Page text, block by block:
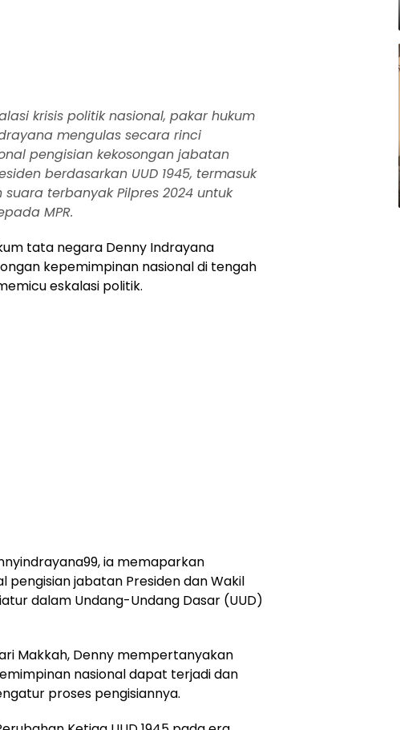
krisis politik nasional, pakar hukum
mengulas secara rinci
pengisian kekosongan jabatan
berdasarkan UUD 1945, termasuk
terbanyak Pilpres 2024 untuk
MPR.
tata negara Denny Indrayana
kepemimpinan nasional di tengah
eskalasi politik.
ia memaparkan
pengisian jabatan Presiden dan Wakil
dalam Undang-Undang Dasar (UUD)
Makkah, Denny mempertanyakan
nasional dapat terjadi dan
proses pengisiannya.